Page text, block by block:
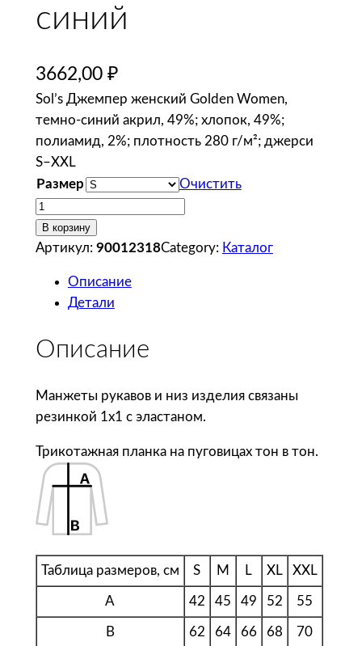
синий
3662,00 ₽
Sol’s Джемпер женский Golden Women,
темно-синий акрил, 49%; хлопок, 49%;
полиамид, 2%; плотность 280 г/м²; джерси
S–XXL
Размер
Очистить
К
о
л
т
о
т
в
р
а
o
l
В корзину
Артикул: 90012318Category: Каталог
Описание
Детали
Описание
Манжеты рукавов и низ изделия связаны
резинкой 1х1 с эластаном.
Трикотажная планка на пуговицах тон в тон.
Таблица размеров, см S M L XL XXL
A 42 45 49 52 55
B 62 64 66 68 70